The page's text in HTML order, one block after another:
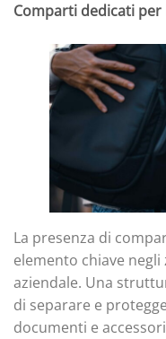
Comparti dedicati
La presenza di
elemento chiave
aziendale. Una
di separare e
documenti e